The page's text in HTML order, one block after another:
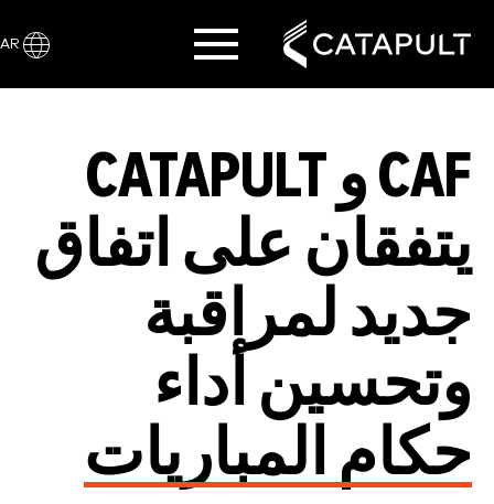
CAF و CATAPULT
يتفقان على اتفاق
جديد لمراقبة
وتحسين أداء
حكام المباريات